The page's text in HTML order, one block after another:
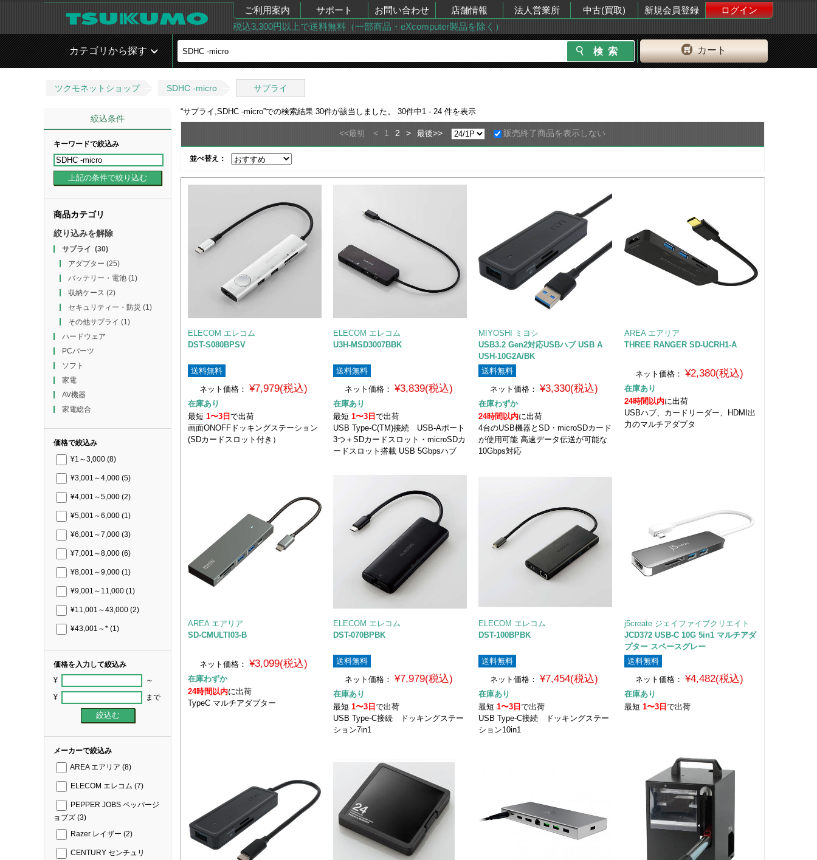
ご利用案内 サポート お問い合わせ 店舗情報 法人営業所 中古(買取) 新規会員登録
ログイン
税込3,300円以上で送料無料（一部商品・eXcomputer製品を除く）
カート
カテゴリから探す
ツクモネットショップ SDHC -micro サプライ
絞込条件
キーワードで絞込み
商品カテゴリ
絞り込みを解除
サプライ (30)
アダプター (25)
バッテリー・電池(1)
収納ケース (2)
セキュリティー・防災 (1)
その他サプライ (1)
ハードウェア
PCパーツ
ソフト
家電
AV機器
家電総合
価格で絞込み
¥1～3,000 (8)
¥3,001～4,000 (5)
¥4,001～5,000 (2)
¥5,001～6,000 (1)
¥6,001～7,000 (3)
¥7,001～8,000 (6)
¥8,001～9,000 (1)
¥9,001～11,000 (1)
¥11,001～43,000 (2)
¥43,001～* (1)
価格を入力して絞込み
¥ ～
¥ まで
メーカーで絞込み
AREA エアリア (8)
ELECOM エレコム (7)
PEPPER JOBS ペッパージ
ョブズ (3)
Razer レイザー (2)
CENTURY センチュリ
“サプライ,SDHC -micro”での検索結果 30件が該当しました。 30件中1 - 24 件を表示
<<最初 < 1 2 > 最後>> 販売終了商品を表示しない
並べ替え：
ELECOM エレコム
DST-S080BPSV
送料無料
ネット価格： ¥7,979(税込)
在庫あり
最短 1〜3日 で出荷
画面ONOFFドッキングステーション
(SDカードスロット付き）
ELECOM エレコム
U3H-MSD3007BBK
送料無料
ネット価格： ¥3,839(税込)
在庫あり
最短1〜3日で出荷
USB Type-C(TM)接続 USB-Aポート
3つ＋SDカードスロット・microSDカ
ードスロット搭載 USB 5Gbpsハブ
MIYOSHI ミヨシ
USB3.2 Gen2対応USBハブ USB A
USH-10G2A/BK
送料無料
ネット価格：
¥3,330(税込)
在庫わずか
24時間以内に出荷
4台のUSB機器とSD・microSDカード
が使用可能 高速データ伝送が可能な
10Gbps対応
AREA エアリア
THREE RANGER SD-UCRH1-A
ネット価格： ¥2,380(税込)
在庫あり
24時間以内に出荷
USBハブ、カードリーダー、HDMI出
力のマルチアダプタ
AREA エアリア
SD-CMULTI03-B
ネット価格： ¥3,099(税込)
在庫わずか
24時間以内に出荷
TypeC マルチアダプター
ELECOM エレコム
DST-070BPBK
送料無料
ネット価格： ¥7,979(税込)
在庫あり
最短1〜3日で出荷
USB Type-C接続 ドッキングステー
ション7in1
ELECOM エレコム
DST-100BPBK
送料無料
ネット価格：
¥7,454(税込)
在庫あり
最短1〜3日で出荷
USB Type-C接続 ドッキングステー
ション10in1
j5create ジェイファイブクリエイト
JCD372 USB-C 10G 5in1 マルチアダ
プター スペースグレー
送料無料
ネット価格：
¥4,482(税込)
在庫あり
最短 1〜3日 で出荷